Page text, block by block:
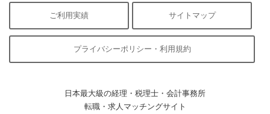
ご利用実績 サイトマップ
プライバシーポリシー・利用規約
日本最大級の経理・税理士・会計事務所
転職・求人マッチングサイト